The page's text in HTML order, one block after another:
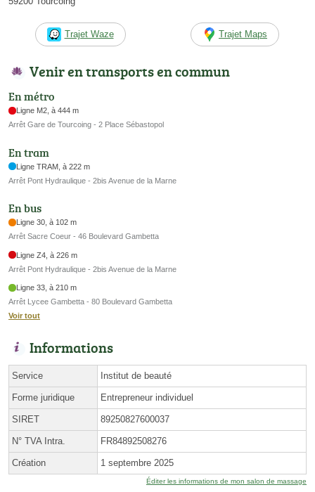
Trajet Waze Trajet Maps
Venir en transports en commun
En métro
Ligne M2, à 444 m
Arrêt Gare de Tourcoing - 2 Place Sébastopol
En tram
Ligne TRAM, à 222 m
Arrêt Pont Hydraulique - 2bis Avenue de la Marne
En bus
Ligne 30, à 102 m
Arrêt Sacre Coeur - 46 Boulevard Gambetta
Ligne Z4, à 226 m
Arrêt Pont Hydraulique - 2bis Avenue de la Marne
Ligne 33, à 210 m
Arrêt Lycee Gambetta - 80 Boulevard Gambetta
Voir tout
Informations
Service Institut de beauté
Forme juridique Entrepreneur individuel
SIRET 89250827600037
N° TVA Intra. FR84892508276
Création 1 septembre 2025
Éditer les informations de mon salon de massage